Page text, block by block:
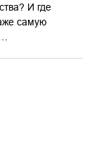
И где
самую